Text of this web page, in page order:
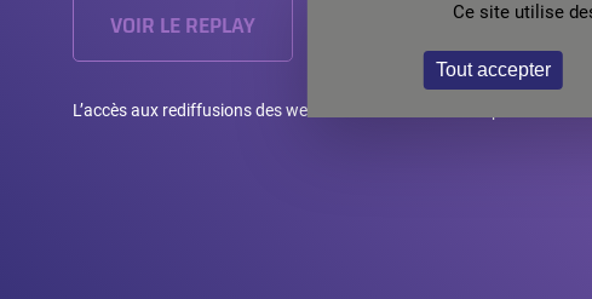
VOIR LE REPLAY
L’accès aux rediffusions des webinaires nécessite l’inscription à notre
Ce site utilise
Tout accepter